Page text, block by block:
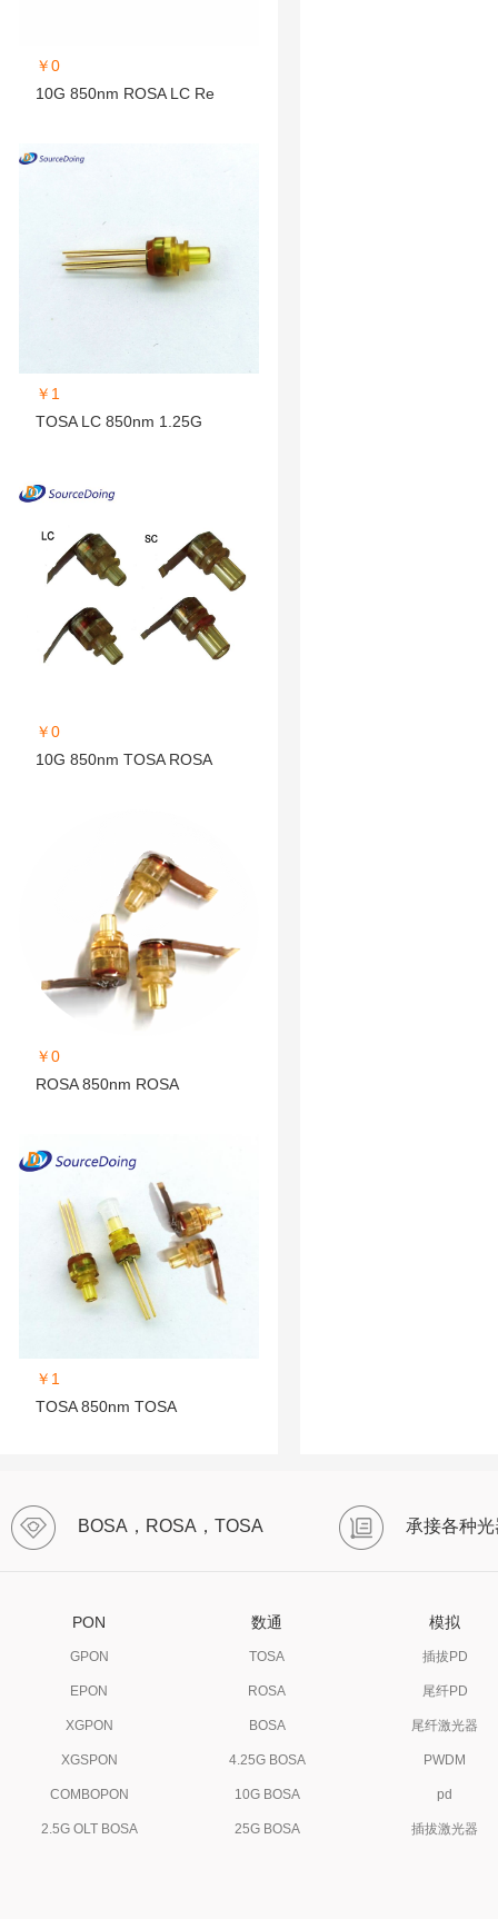
￥0
10G 850nm ROSA LC Re
￥1
TOSA LC 850nm 1.25G
￥0
10G 850nm TOSA ROSA
￥0
ROSA 850nm ROSA
￥1
TOSA 850nm TOSA
BOSA，ROSA，TOSA 承接各种
PON
GPON
EPON
XGPON
XGSPON
COMBOPON
2.5G OLT BOSA
数通
TOSA
ROSA
BOSA
4.25G BOSA
10G BOSA
25G BOSA
模拟
插拔PD
尾纤PD
尾纤激光器
PWDM
pd
插拔激光器